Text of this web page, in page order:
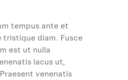
tempus ante et
tristique diam. Fusce
est ut nulla
lacus ut,
venenatis